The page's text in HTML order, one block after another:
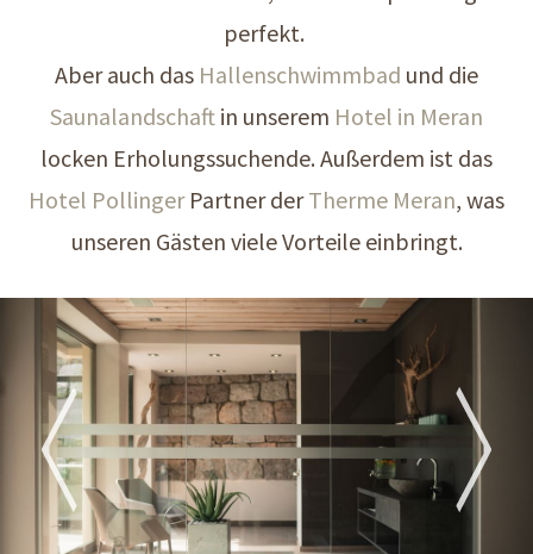
perfekt.
Aber auch das Hallenschwimmbad und die
Saunalandschaft in unserem Hotel in Meran
locken Erholungssuchende. Außerdem ist das
Hotel PollingerPartner derTherme Meran, was
unseren Gästen viele Vorteile einbringt.